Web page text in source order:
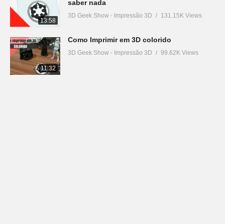
13:58
saber nada
3D Geek Show - Impressão 3D 131.15K Views
11:32
Como Imprimir em 3D colorido
3D Geek Show - Impressão 3D 99.62K Views